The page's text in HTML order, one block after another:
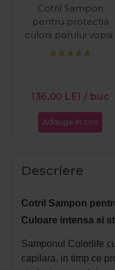
Cotril Sampon
pentru protectia
culorii parului
ColorLife 300ml
136,00 LEI / buc
Adauga in cos
Descriere
Cotril Sampon
Culoare intensa si
Samponul Colorlife
capilara, in timp ce